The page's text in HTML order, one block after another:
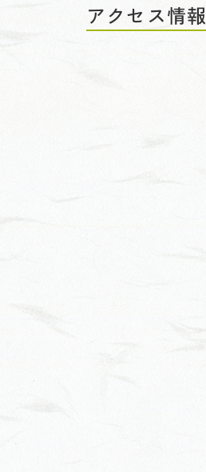
アクセス情報